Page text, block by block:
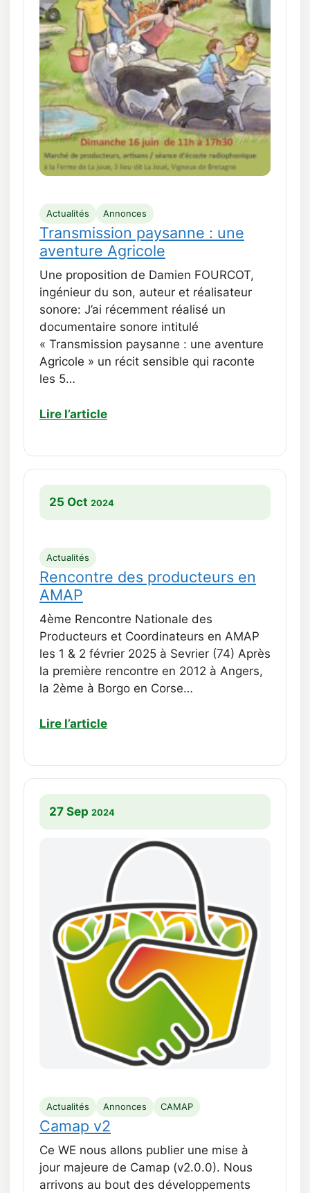
Actualités Annonces
Transmission paysanne : une
aventure Agricole
Une proposition de Damien FOURCOT,
ingénieur du son, auteur et réalisateur
sonore: J’ai récemment réalisé un
documentaire sonore intitulé
« Transmission paysanne : une aventure
Agricole » un récit sensible qui raconte
les 5…
Lire l’article
25 Oct 2024
Actualités
Rencontre des producteurs en
AMAP
4ème Rencontre Nationale des
Producteurs et Coordinateurs en AMAP
les 1 & 2 février 2025 à Sevrier (74) Après
la première rencontre en 2012 à Angers,
la 2ème à Borgo en Corse…
Lire l’article
27 Sep 2024
Actualités Annonces CAMAP
Camap v2
Ce WE nous allons publier une mise à
jour majeure de Camap (v2.0.0). Nous
arrivons au bout des développements